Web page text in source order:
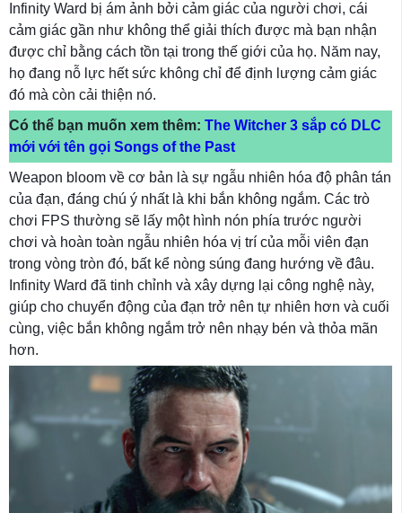
Infinity Ward bị ám ảnh bởi cảm giác của người chơi, cái
cảm giác gần như không thể giải thích được mà bạn nhận
được chỉ bằng cách tồn tại trong thế giới của họ. Năm nay,
họ đang nỗ lực hết sức không chỉ để định lượng cảm giác
đó mà còn cải thiện nó.
Có thể bạn muốn xem thêm: The Witcher 3 sắp có DLC
mới với tên gọi Songs of the Past
Weapon bloom về cơ bản là sự ngẫu nhiên hóa độ phân tán
của đạn, đáng chú ý nhất là khi bắn không ngắm. Các trò
chơi FPS thường sẽ lấy một hình nón phía trước người
chơi và hoàn toàn ngẫu nhiên hóa vị trí của mỗi viên đạn
trong vòng tròn đó, bất kể nòng súng đang hướng về đâu.
Infinity Ward đã tinh chỉnh và xây dựng lại công nghệ này,
giúp cho chuyển động của đạn trở nên tự nhiên hơn và cuối
cùng, việc bắn không ngắm trở nên nhạy bén và thỏa mãn
hơn.